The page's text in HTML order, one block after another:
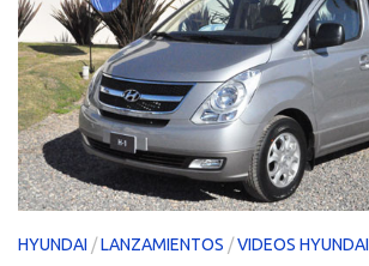
HYUNDAI /LANZAMIENTOS /VIDEOS HYUNDAI